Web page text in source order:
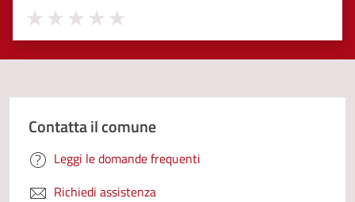
Valuta 5 stelle su 5
Valuta 4 stelle su 5
Valuta 3 stelle su 5
Valuta 2 stelle su 5
Valuta 1 stelle su 5
Contatta il comune
Leggi le domande frequenti
Richiedi assistenza